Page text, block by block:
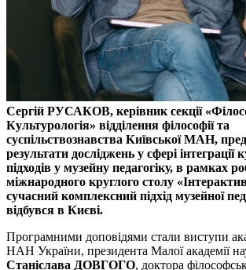
Сергій РУСАКОВ, керівник секції
Культурологія» відділення філософії та
суспільствознавства Київської МАН,
результати досліджень у сфері інтеграції
підходів у музейну педагогіку, в рамках
міжнародного круглого столу
сучасний комплексний підхід музейної
відбувся в Києві.
Програмними доповідями стали виступи
НАН України, президента Малої академії
Станіслава ДОВГОГО, доктора